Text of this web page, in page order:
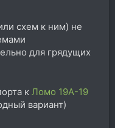
схем к ним) не
для грядущих
к Ломо 19А-19
вариант)